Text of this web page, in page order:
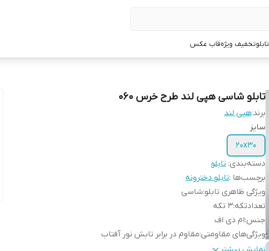
تابلوتخفیف ویژهقاب عکس
تابلو شاسی هپی لند طرح خرس 060
برند:هپی لند
سایز
20x30
دسته‌بندی: تابلو
برچسب‌ها :تابلو دخترونه
ویژگی ظاهری تابلو:شاسی
تعدادتکه:3 تکه
جنس:ام دی اف
ویژگی‌های مقاومتی:مقاوم در برابر تابش نور آفتاب
نوع کاربرد:دیواری